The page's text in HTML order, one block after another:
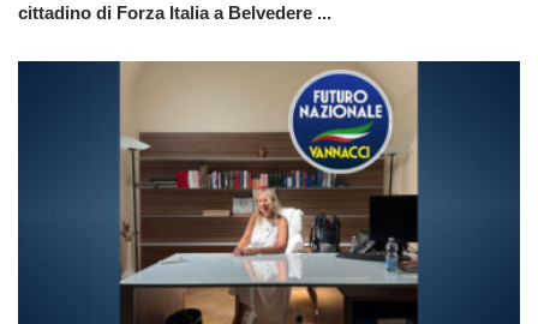
cittadino di Forza Italia a Belvedere ...